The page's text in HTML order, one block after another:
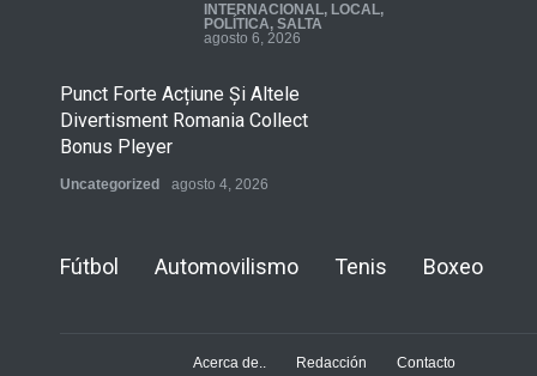
INTERNACIONAL, LOCAL,
POLÍTICA, SALTA
agosto 6, 2026
Punct Forte Acțiune Și Altele
Divertisment Romania Collect
Bonus Pleyer
Uncategorized agosto 4, 2026
Fútbol Automovilismo Tenis Boxeo
Acerca de.. Redacción Contacto